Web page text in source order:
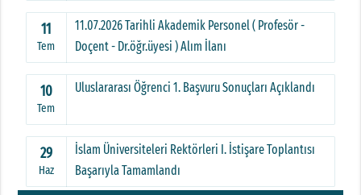
11
Tem
11.07.2026 Tarihli Akademik Personel ( Profesör -
Doçent - Dr.öğr.üyesi ) Alım İlanı
10
Tem
Uluslararası Öğrenci 1. Başvuru Sonuçları Açıklandı
29
Haz
İslam Üniversiteleri Rektörleri I. İstişare Toplantısı
Başarıyla Tamamlandı